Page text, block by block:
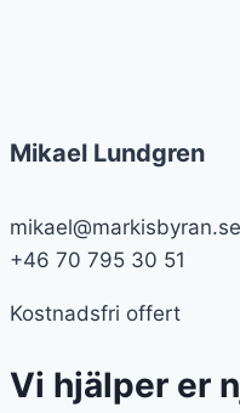
Mikael Lundgren
mikael@markisbyran.se
+46 70 795 30 51
Kostnadsfri offert
Vi hjälper er